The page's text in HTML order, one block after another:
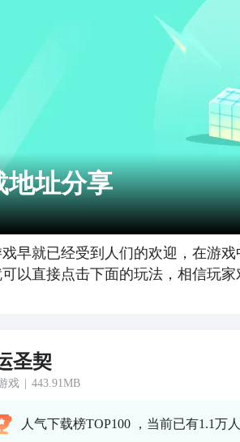
地址分享
早就已经受到人们的欢迎，在游
以直接点击下面的玩法，相信玩
圣契
戏 443.91MB
人气下载榜TOP100 ，当前已有1.1万